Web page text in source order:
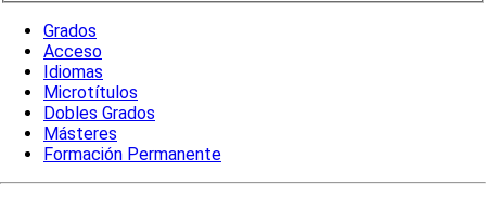
Grados
Acceso
Idiomas
Microtítulos
Dobles Grados
Másteres
Formación Permanente